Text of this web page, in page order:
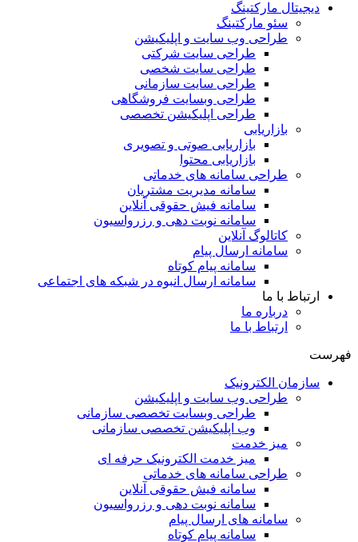
دیجیتال مارکتینگ
سئو مارکتینگ
طراحی وب سایت و اپلیکیشن
طراحی سایت شرکتی
طراحی سایت شخصی
طراحی سایت سازمانی
طراحی وبسایت فروشگاهی
طراحی اپلیکیشن تخصصی
بازاریابی
بازاریابی صوتی و تصویری
بازاریابی محتوا
طراحی سامانه های خدماتی
سامانه مدیریت مشتریان
سامانه فیش حقوقی آنلاین
سامانه نوبت دهی و رزرواسیون
کاتالوگ آنلاین
سامانه ارسال پیام
سامانه پیام کوتاه
سامانه ارسال انبوه در شبکه های اجتماعی
ارتباط با ما
درباره ما
ارتباط با ما
فهرست
سازمان الکترونیک
طراحی وب سایت و اپلیکیشن
طراحی وبسایت تخصصی سازمانی
وب اپلیکیشن تخصصی سازمانی
میز خدمت
میز خدمت الکترونیک حرفه ای
طراحی سامانه های خدماتی
سامانه فیش حقوقی آنلاین
سامانه نوبت دهی و رزرواسیون
سامانه های ارسال پیام
سامانه پیام کوتاه